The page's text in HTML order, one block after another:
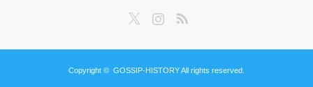
Copyright © GOSSIP-HISTORYAll rights reserved.